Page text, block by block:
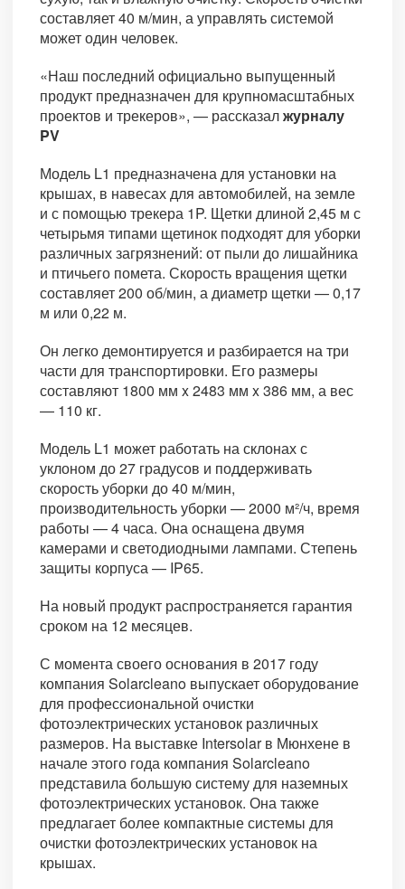
составляет 40 м/мин, а управлять системой
может один человек.
«Наш последний официально выпущенный
продукт предназначен для крупномасштабных
проектов и трекеров», — рассказалжурналу
PV
Модель L1 предназначена для установки на
крышах, в навесах для автомобилей, на земле
и с помощью трекера 1P. Щетки длиной 2,45 м с
четырьмя типами щетинок подходят для уборки
различных загрязнений: от пыли до лишайника
и птичьего помета. Скорость вращения щетки
составляет 200 об/мин, а диаметр щетки — 0,17
м или 0,22 м.
Он легко демонтируется и разбирается на три
части для транспортировки. Его размеры
составляют 1800 мм x 2483 мм x 386 мм, а вес
— 110 кг.
Модель L1 может работать на склонах с
уклоном до 27 градусов и поддерживать
скорость уборки до 40 м/мин,
производительность уборки — 2000 м²/ч, время
работы — 4 часа. Она оснащена двумя
камерами и светодиодными лампами. Степень
защиты корпуса — IP65.
На новый продукт распространяется гарантия
сроком на 12 месяцев.
С момента своего основания в 2017 году
компания Solarcleano выпускает оборудование
для профессиональной очистки
фотоэлектрических установок различных
размеров. На выставке Intersolar в Мюнхене в
начале этого года компания Solarcleano
представила большую систему для наземных
фотоэлектрических установок. Она также
предлагает более компактные системы для
очистки фотоэлектрических установок на
крышах.